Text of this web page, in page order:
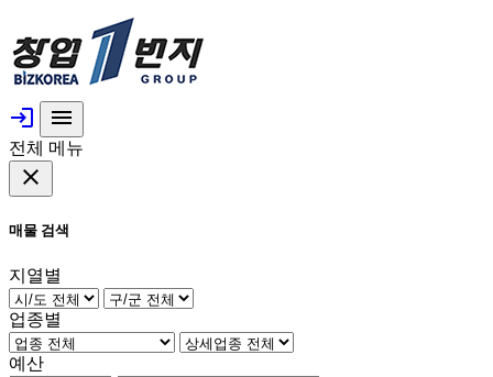
login menu
전체 메뉴
close
매물 검색
지열별
업종별
예산